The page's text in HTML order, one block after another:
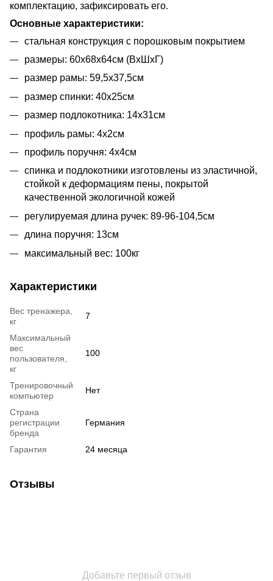
комплектацию, зафиксировать его.
Основные характеристики:
стальная конструкция с порошковым покрытием
размеры: 60х68х64см (ВхШхГ)
размер рамы: 59,5х37,5см
размер спинки: 40x25см
размер подлокотника: 14x31см
профиль рамы: 4х2см
профиль поручня: 4x4см
спинка и подлокотники изготовлены из эластичной,
стойкой к деформациям пены, покрытой
качественной экологичной кожей
регулируемая длина ручек: 89-96-104,5см
длина поручня: 13см
максимальный вес: 100кг
Характеристики
Вес тренажера,
кг
7
Максимальный
вес
пользователя,
кг
100
Тренировочный
компьютер
Нет
Страна
регистрации
бренда
Германия
Гарантия 24 месяца
Отзывы
Добавьте первый отзыв